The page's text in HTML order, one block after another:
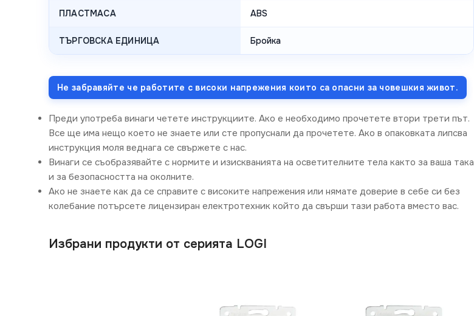
ПЛАСТМАСА ABS
ТЪРГОВСКА ЕДИНИЦА Бройка
Не забравяйте че работите с високи напрежения които са опасни за човешкия живот.
Преди употреба винаги четете инструкциите. Ако е необходимо прочетете втори трети път.
Все ще има нещо което не знаете или сте пропуснали да прочетете. Ако в опаковката липсва
инструкция моля веднага се свържете с нас.
Винаги се съобразявайте с нормите и изискванията на осветителните тела както за ваша така
и за безопасността на околните.
Ако не знаете как да се справите с високите напрежения или нямате доверие в себе си без
колебание потърсете лицензиран електротехник който да свърши тази работа вместо вас.
Избрани продукти от серията LOGI